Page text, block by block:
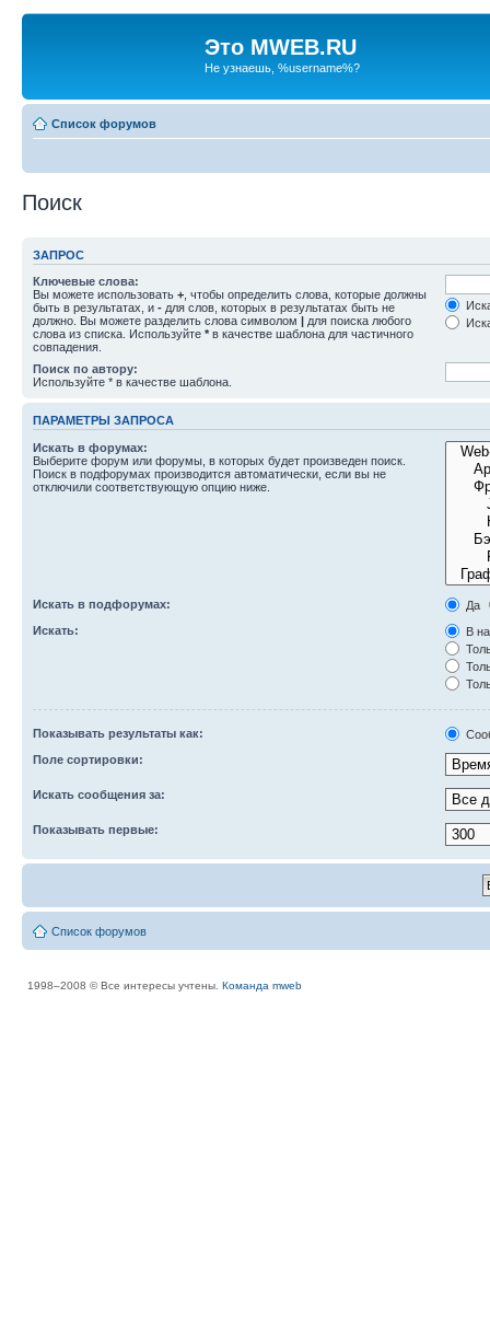
Это MWEB.RU
Не узнаешь, %username%?
Список форумов
Поиск
ЗАПРОС
Ключевые слова:
Вы можете использовать + , чтобы определить слова, которые должны
быть в результатах, и - для слов, которых в результатах быть не
должно. Вы можете разделить слова символом | для поиска любого
слова из списка. Используйте * в качестве шаблона для частичного
совпадения.
Поиск по автору:
Используйте * в качестве шаблона.
ПАРАМЕТРЫ ЗАПРОСА
Искать в форумах:
Выберите форум или форумы, в которых будет произведен поиск.
Поиск в подфорумах производится автоматически, если вы не
отключили соответствующую опцию ниже.
Искать в подфорумах:
Да
Искать:
В
Показывать результаты как:
Поле сортировки:
Искать сообщения за:
Показывать первые:
Список форумов
1998–2008 © Все интересы учтены. Команда mweb